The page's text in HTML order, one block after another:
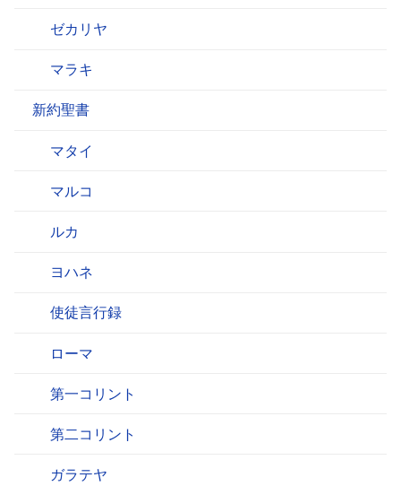
ゼカリヤ
マラキ
新約聖書
マタイ
マルコ
ルカ
ヨハネ
使徒言行録
ローマ
第一コリント
第二コリント
ガラテヤ